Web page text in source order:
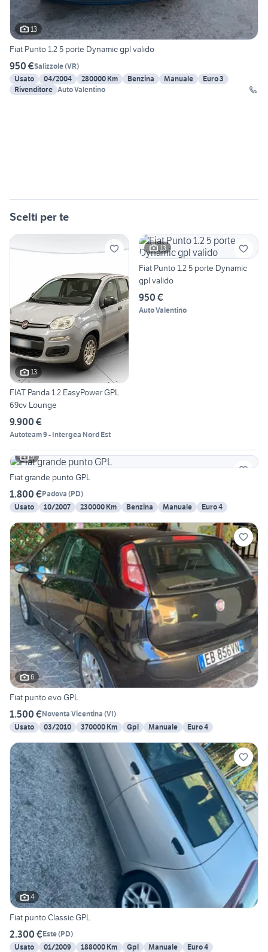
13
Fiat Punto 1.2 5 porte Dynamic gpl valido
950 €Salizzole(VR)
Usato
04/2004 280000 Km Benzina Manuale
Euro 3
Rivenditore Auto Valentino
Scelti per te
13
FIAT Panda 1.2 EasyPower GPL
69cv Lounge
9.900 €
Autoteam 9 - Intergea Nord Est
13
Fiat Punto 1.2 5 porte Dynamic
gpl valido
950 €
Auto Valentino
5
Fiat grande punto GPL
1.800 €Padova (PD)
Usato
10/2007 230000 Km Benzina Manuale Euro 4
6
Fiat punto evo GPL
1.500 €Noventa Vicentina (VI)
Usato
03/2010 370000 Km Gpl Manuale Euro 4
4
Fiat punto Classic GPL
2.300 €Este(PD)
Usato
01/2009 188000 Km Gpl Manuale Euro 4